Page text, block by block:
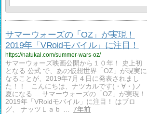
サマーウォーズの「OZ」が実現！
2019年「VRoidモバイル」に注目！
https://natukal.com/summer-wars-oz/
サマーウォーズ映画公開から１０年！ 史上初
となる 公式 で、あの仮想世界「OZ」が現実に
なることが、2019年7月４日に発表されまし
た！！ こんにちは、ナツカルです(・∀・)ノ
夏になる ... サマーウォーズの「OZ」が実現！
2019年「VRoidモバイル」に注目！ はブロ
グ、 ナッツＬａｂ …
7年前